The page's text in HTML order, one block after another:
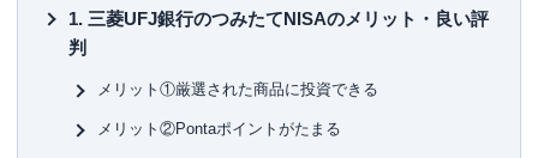
中京大学付属中京高校で資産形成に関する授業 の実施経験
もあり。
三菱UFJ銀行のつみたてNISAのメリット・良い評
判
メリット①厳選された商品に投資できる
メリット②Pontaポイントがたまる